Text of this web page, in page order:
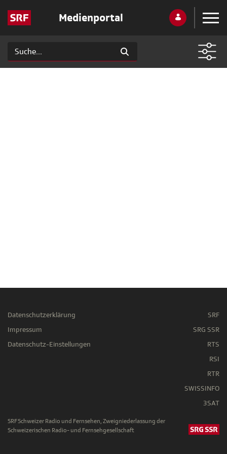
Medienportal
Datenschutzerklärung
Impressum
Datenschutz-Einstellungen
SRF
SRG SSR
RTS
RSI
RTR
SWISSINFO
3SAT
SRF Schweizer Radio und Fernsehen, Zweigniederlassung der
Schweizerischen Radio- und Fernsehgesellschaft